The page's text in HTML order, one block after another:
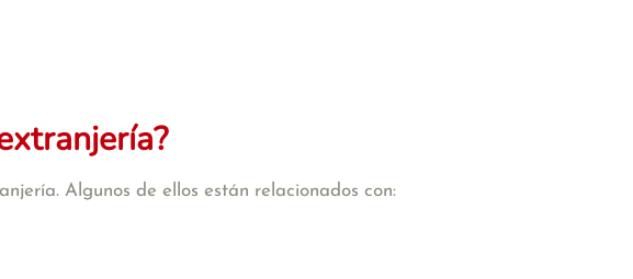
Algunos de ellos están relacionados con: